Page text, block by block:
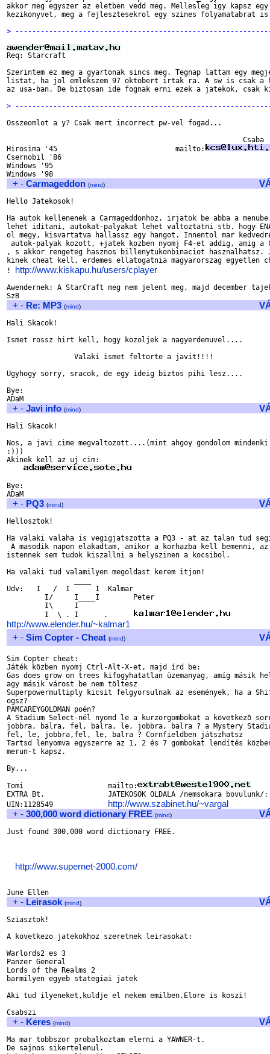
akkor meg egyszer az eletben vedd meg. Mellesleg igy kapsz
kezikonyvet, meg a fejlesztesekrol egy szines folyamatabrat
>
Szerintem ez meg a gyartonak sincs meg. Tegnap lattam egy
listat, ha jol emlekszem 97 oktobert irtak ra. A sw is csak a
az usa-ban. De biztosan ide fognak erni ezek a jatekok,
>
Osszeomlot a y? Csak mert incorrect pw-vel fogad...
Hirosima '45				mailto:
Csernobil '86
Windows '95
+ - Carmageddon (mind)
Hello Jatekosok!
Ha autok kellenenek a Carmageddonhoz, irjatok be abba a
lehet iditani, autokat-palyakat lehet valtoztatni stb. hogy
ol megy, kisvartatva hallassz egy hangot. Innentol mar
autok-palyak kozott, +jatek kozben nyomj F4-et addig, amig a
, s akkor rengeteg hasznos billenytukonbinaciot hasznalhatsz.
kinek cheat kell, erdemes ellatogatnia magyarorszag egyetlen
! http://www.kiskapu.hu/users/cplayer
Awendernek: A StarCraft meg nem jelent meg, majd december
+ - Re: MP3 (mind)
Hali Skacok!
Ismet rossz hirt kell, hogy kozoljek a nagyerdemuvel....
                Valaki ismet feltorte a javit!!!!
Ugyhogy sorry, sracok, de egy ideig biztos pihi lesz....
Bye:
+ - Javi info (mind)
Hali Skacok!
Nos, a javi cime megvaltozott....(mint ahgoy gondolom
:)))
Akinek kell az uj cim:
Bye:
+ - PQ3 (mind)
Hellosztok!
Ha valaki valaha is vegigjatszotta a PQ3 - at az talan tud
A masodik napon elakadtam, amikor a korhazba kell bemenni, az
istennek sem tudok kiszallni a helyszinen a kocsibol.
Ha valaki tud valamilyen megoldast kerem itjon!
Udv:   I   /  I      I  Kalmar
         I/     I____I        Peter
         I\     I
         I  \ . I      .
http://www.elender.hu/~kalmar1
+ - Sim Copter - Cheat (mind)
Sim Copter cheat:
Játék közben nyomj Ctrl-Alt-X-et, majd írd be:
Gas does grow on trees kifogyhatatlan üzemanyag, amíg másik
agy másik várost be nem töltesz
Superpowermultiply kicsit felgyorsulnak az események, ha a
ogsz?
PAMCAREYGOLDMAN poén?
A Stadium Select-nél nyomd le a kurzorgombokat a következõ
jobbra, balra, fel, balra, le, jobbra, balra ? a Mystery
fel, le, jobbra,fel, le, balra ? Cornfieldben játszhatsz
Tartsd lenyomva egyszerre az 1, 2 és 7 gombokat lendítés
merun-t kapsz.
By...
Tomi			mailto:
EXTRA Bt.		JATEKOSOK OLDALA /nemsokara bovulunk/:
http://www.szabinet.hu/~vargal
+ - 300,000 word dictionary FREE (mind)
Just found 300,000 word dictionary FREE.
http://www.supernet-2000.com/
+ - Leirasok (mind)
Sziasztok!
A kovetkezo jatekokhoz szeretnek leirasokat:
Warlords2 es 3
Panzer General
Lords of the Realms 2
barmilyen egyeb stategiai jatek
Aki tud ilyeneket,kuldje el nekem emilben.Elore is koszi!
+ - Keres (mind)
Ma mar tobbszor probalkoztam elerni a YAWNER-t.
De sajnos sikertelenul.